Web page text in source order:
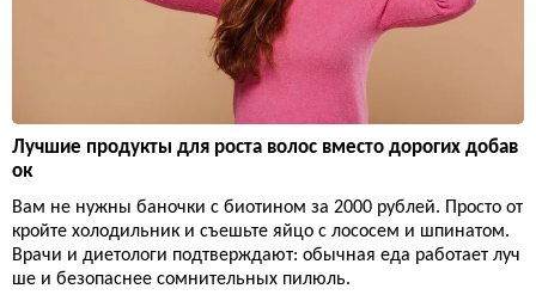
Лучшие продукты для роста волос вместо дорогих добав
ок
Вам не нужны баночки с биотином за 2000 рублей. Просто от
кройте холодильник и съешьте яйцо с лососем и шпинатом.
Врачи и диетологи подтверждают: обычная еда работает луч
ше и безопаснее сомнительных пилюль.